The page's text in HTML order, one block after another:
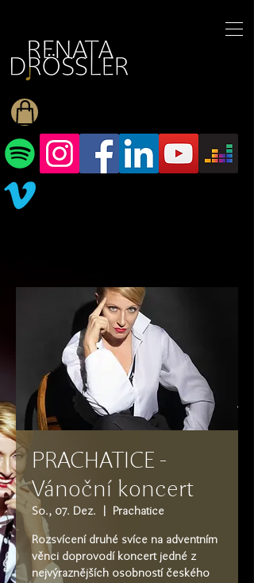
PRACHATICE -
Vánoční koncert
So., 07. Dez. Prachatice
Rozsvícení druhé svíce na adventním
věnci doprovodí koncert jedné z
nejvýraznějších osobností českého